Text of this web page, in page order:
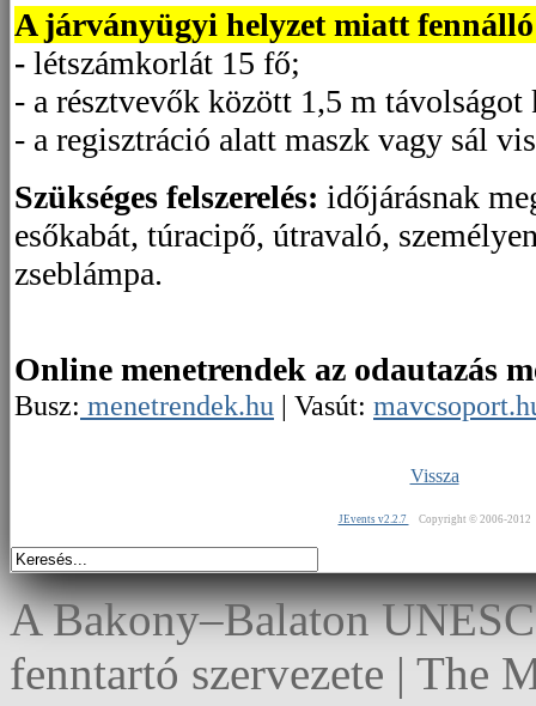
A járványügyi helyzet miatt
- létszámkorlát 15 fő;
- a résztvevők között 1,5 m
- a regisztráció alatt maszk vagy sál
Szükséges felszerelés: időjárásnak
esőkabát, túracipő, útravaló,
zseblámpa.
Online menetrendek az odautazás
Busz: menetrendek.hu | Vasút:
Vissza
JEvents v2.2.7 Copyright © 2006-2012
A Bakony–Balaton
fenntartó szervezete | The